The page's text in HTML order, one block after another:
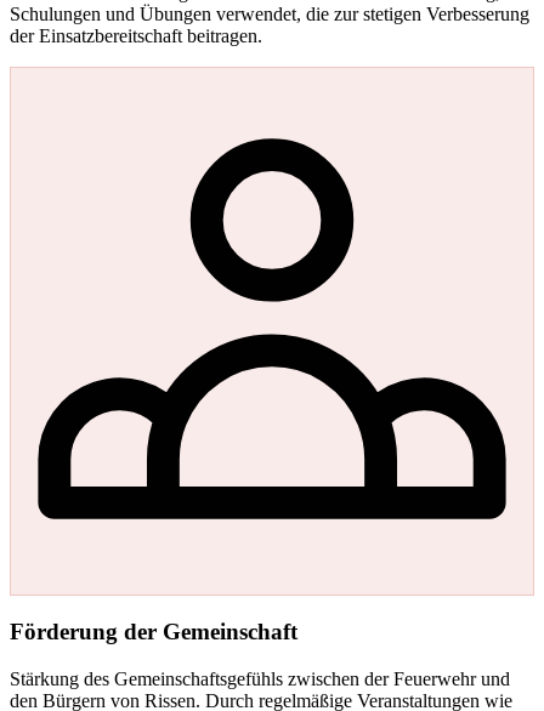
Schulungen und Übungen verwendet, die zur stetigen Verbesserung
der Einsatzbereitschaft beitragen.
Förderung der Gemeinschaft
Stärkung des Gemeinschaftsgefühls zwischen der Feuerwehr und
den Bürgern von Rissen. Durch regelmäßige Veranstaltungen wie